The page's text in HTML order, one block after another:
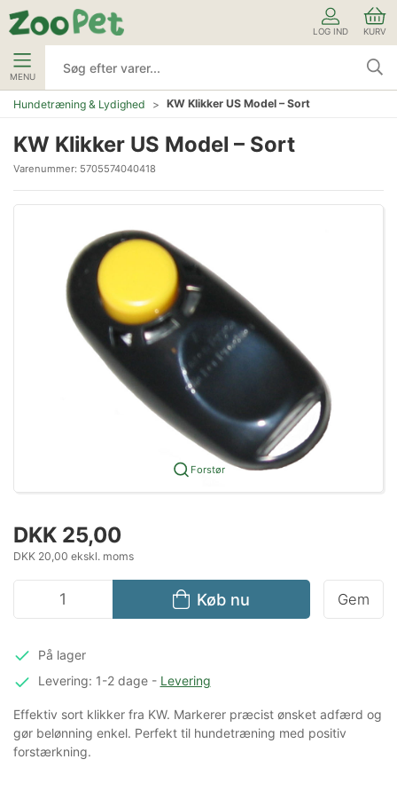
LOG IND KURV
MENU
Hundetræning & Lydighed KW Klikker US Model – Sort
KW Klikker US Model – Sort
Varenummer: 5705574040418
Forstør
DKK 25,00
DKK 20,00 ekskl. moms
Køb nu Gem
På lager
Levering: 1-2 dage- Levering
Effektiv sort klikker fra KW. Markerer præcist ønsket adfærd og
gør belønning enkel. Perfekt til hundetræning med positiv
forstærkning.